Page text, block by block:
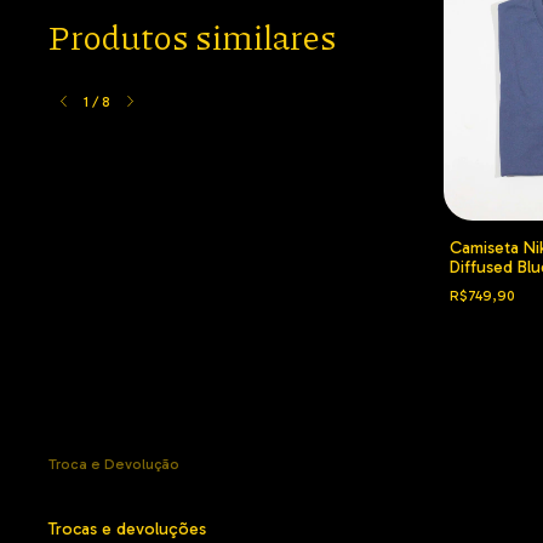
Produtos similares
1 /8
Camiseta
Diffused
R$749,90
Troca e Devolução
Trocas e devoluções